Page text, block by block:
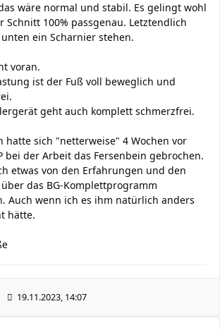
wäre normal und stabil. Es gelingt wohl
Schnitt 100% passgenau. Letztendlich
ein Scharnier stehen.
voran.
ist der Fuß voll beweglich und
geht auch komplett schmerzfrei.
hatte sich "netterweise" 4 Wochen vor
bei der Arbeit das Fersenbein gebrochen.
etwas von den Erfahrungen und den
das BG-Komplettprogramm
Auch wenn ich es ihm natürlich anders
hätte.
19.11.2023, 14:07